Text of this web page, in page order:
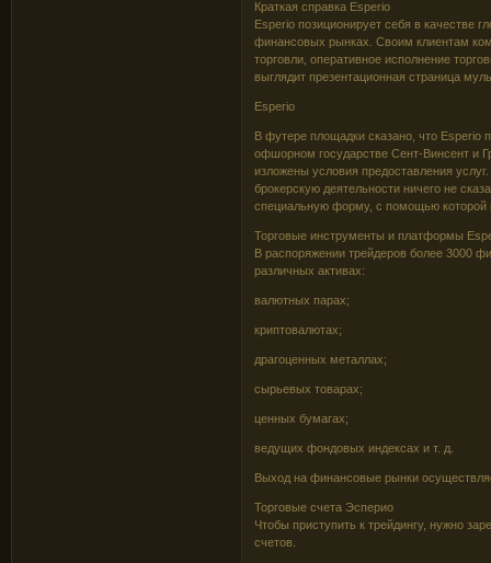
Краткая справка Esperio
Esperio позиционирует себя в качестве
финансовых рынках. Своим клиентам
торговли, оперативное исполнение
выглядит презентационная страница
Esperio
В футере площадки сказано, что Esperio
офшорном государстве Сент-Винсент и
изложены условия предоставления
брокерскую деятельности ничего не
специальную форму, с помощью которой
Торговые инструменты и платформы
В распоряжении трейдеров более 3000
различных активах:
валютных парах;
криптовалютах;
драгоценных металлах;
сырьевых товарах;
ценных бумагах;
ведущих фондовых индексах и т. д.
Выход на финансовые рынки
Торговые счета Эсперио
Чтобы приступить к трейдингу, нужно
счетов.